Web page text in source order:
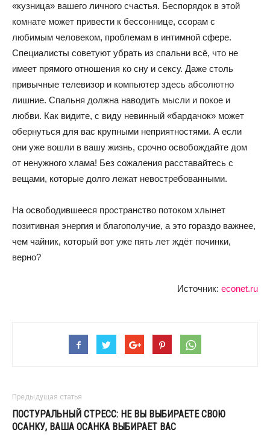
«кузница» вашего личного счастья. Беспорядок в этой
комнате может привести к бессоннице, ссорам с
любимым человеком, проблемам в интимной сфере.
Специалисты советуют убрать из спальни всё, что не
имеет прямого отношения ко сну и сексу. Даже столь
привычные телевизор и компьютер здесь абсолютно
лишние. Спальня должна наводить мысли и покое и
любви. Как видите, с виду невинный «бардачок» может
обернуться для вас крупными неприятностями. А если
они уже вошли в вашу жизнь, срочно освобождайте дом
от ненужного хлама! Без сожаления расставайтесь с
вещами, которые долго лежат невостребованными.
На освободившееся пространство потоком хлынет
позитивная энергия и благополучие, а это гораздо важнее,
чем чайник, который вот уже пять лет ждёт починки,
верно?
Источник: econet.ru
Предыдущая статья
ПОСТУРАЛЬНЫЙ СТРЕСС: НЕ ВЫ ВЫБИРАЕТЕ СВОЮ
ОСАНКУ, ВАША ОСАНКА ВЫБИРАЕТ ВАС